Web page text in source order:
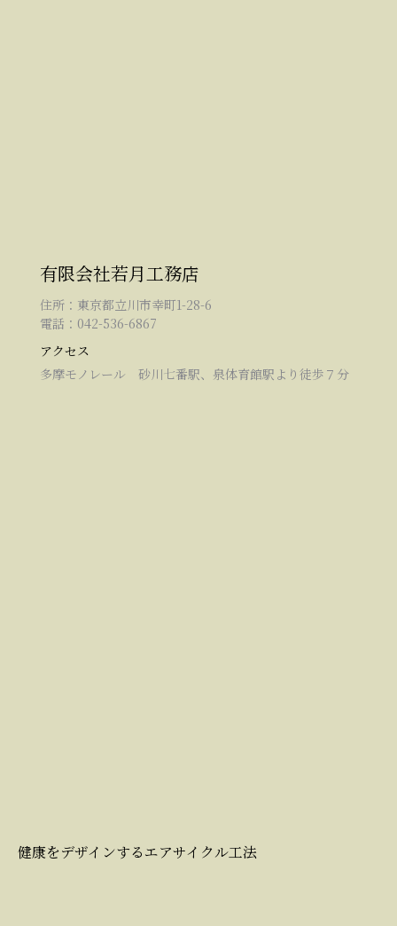
有限会社若月工務店
住所：東京都立川市幸町1-28-6
電話：042-536-6867
アクセス
多摩モノレール 砂川七番駅、泉体育館駅より徒歩７分
健康をデザインするエアサイクル工法